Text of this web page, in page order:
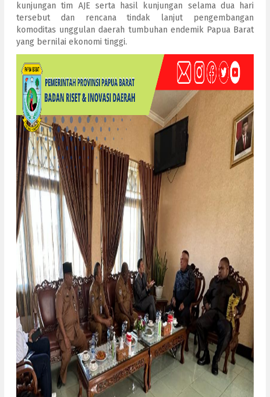
kunjungan tim AJE serta hasil kunjungan selama dua hari
tersebut dan rencana tindak lanjut pengembangan
komoditas unggulan daerah tumbuhan endemik Papua Barat
yang bernilai ekonomi tinggi.